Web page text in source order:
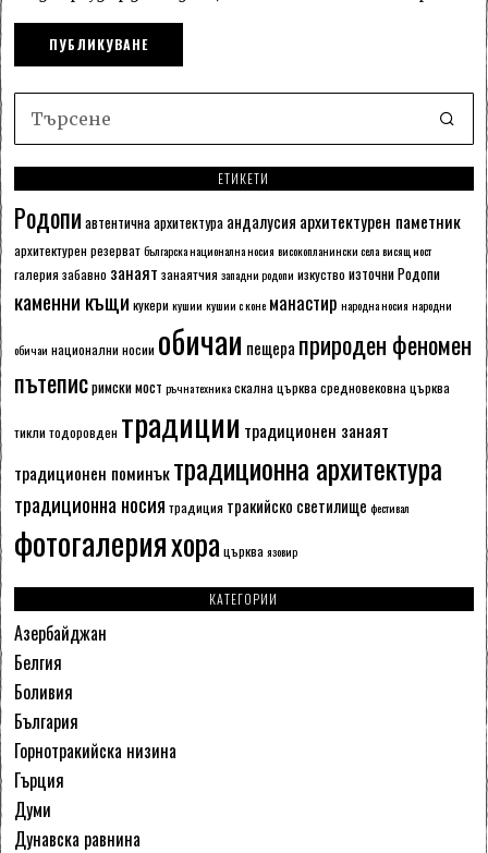
ЕТИКЕТИ
Родопи автентична архитектура андалусия архитектурен паметник
архитектурен резерват българска национална носия високопланински села висящ мост
галерия забавно занаят занаятчия западни родопи изкуство източни Родопи
каменни къщи кукери кушии кушии с коне манастир народна носия народни
обичаи национални носии обичаи пещера природен феномен
пътеписримски мост ръчна техника скална църква средновековна църква
тикли тодоровден традиции традиционен занаят
традиционен поминъктрадиционна архитектура
традиционна носия традиция тракийско светилище фестивал
фотогалерияхора църква язовир
КАТЕГОРИИ
Азербайджан
Белгия
Боливия
България
Горнотракийска низина
Гърция
Думи
Дунавска равнина